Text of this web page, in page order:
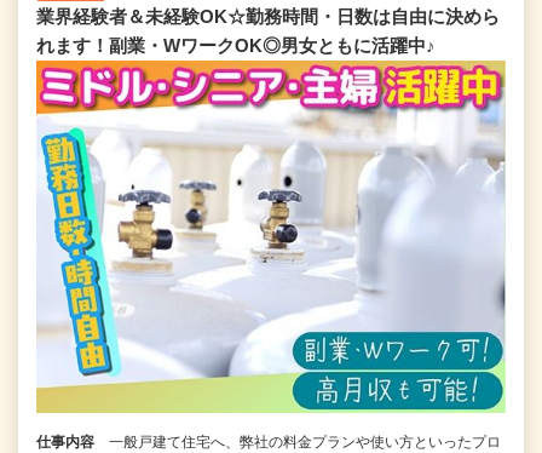
業界経験者＆未経験OK☆勤務時間・日数は自由に決めら
れます！副業・WワークOK◎男女ともに活躍中♪
仕事内容
一般戸建て住宅へ、弊社の料金プランや使い方といったプロ